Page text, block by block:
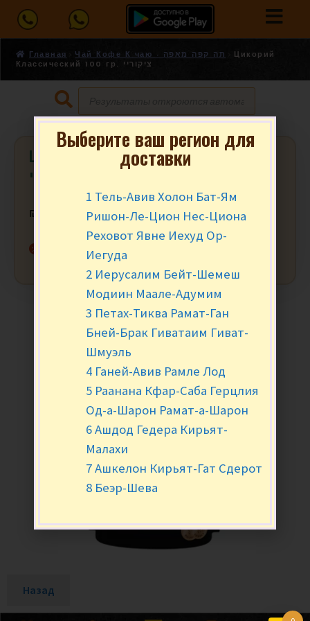
Главная Чай Кофе К чаю - תה קפה מאפה
Цикорий
Классический 100 гр. ציקוריי
Цикорий Классический 100 гр.
ציקוריי
₪ за уп.
Нет в наличии
Назад
Выберите ваш регион для
доставки
1 Тель-Авив Холон Бат-Ям
Ришон-Ле-Цион Нес-Циона
Реховот Явне Иехуд Ор-
Иегуда
2 Иерусалим Бейт-Шемеш
Модиин Маале-Адумим
3 Петах-Тиква Рамат-Ган
Бней-Брак Гиватаим Гиват-
Шмуэль
4 Ганей-Авив Рамле Лод
5 Раанана Кфар-Саба Герцлия
Од-а-Шарон Рамат-а-Шарон
6 Ашдод Гедера Кирьят-
Малахи
7 Ашкелон Кирьят-Гат Сдерот
8 Беэр-Шева